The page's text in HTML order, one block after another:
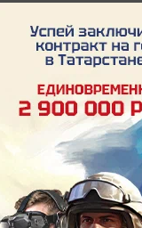
Авторизоваться